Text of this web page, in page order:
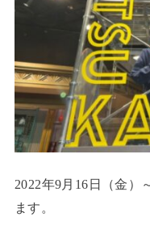
2022年9月16日（金）
ます。